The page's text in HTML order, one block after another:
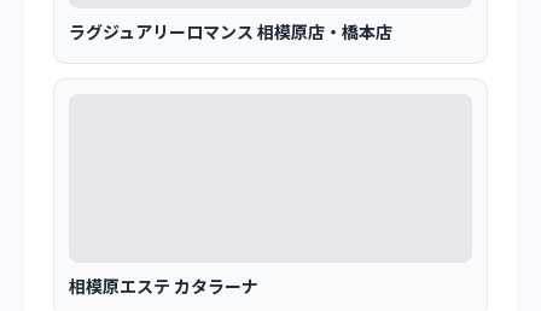
ラグジュアリーロマンス 相模原店・橋本店
相模原エステ カタラーナ